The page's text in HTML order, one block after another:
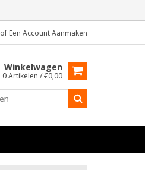
of Een Account Aanmaken
Winkelwagen
0 Artikelen / €0,00